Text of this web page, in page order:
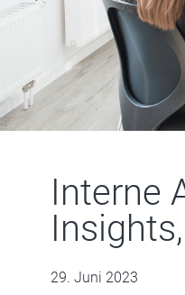
Interne
29. Juni 2023